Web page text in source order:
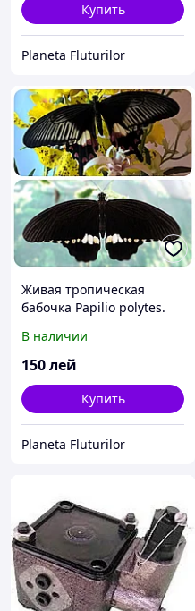
Купить
Planeta Fluturilor
Живая тропическая
бабочка Papilio polytes.
В наличии
150лей
Купить
Planeta Fluturilor